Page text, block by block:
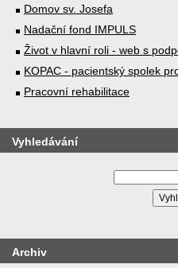
Domov sv. Josefa
Nadační fond IMPULS
Život v hlavní roli - web s
KOPAC - pacientský spolek
Pracovní rehabilitace
Vyhledávání
Archiv